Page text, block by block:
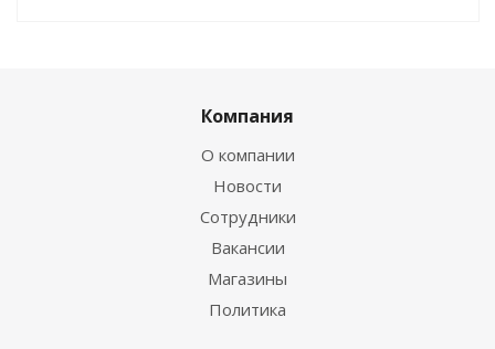
Компания
О компании
Новости
Сотрудники
Вакансии
Магазины
Политика